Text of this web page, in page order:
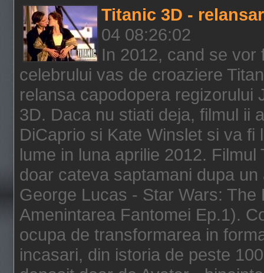
Titanic 3D -
04 08:26:02
In 2012, cand se
celebrului vas de croaziere
relansa capodopera regizorului
3D. Daca nu stiati deja, filmul ii
DiCaprio si Kate Winslet si va
lume in luna aprilie 2012.
doar cateva saptamani dupa
George Lucas - Star Wars:
Amenintarea Fantomei Ep.1).
ocupa de transformarea in
incasari, din istoria de peste